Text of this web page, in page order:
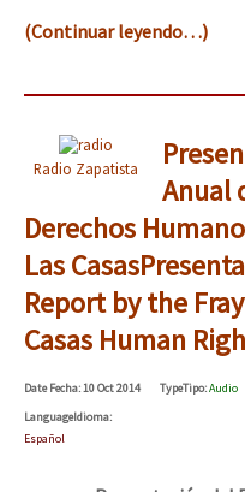
(Continuar leyendo…)
Radio Zapatista
Anual
Derechos
Las Casas
Report by the
Casas Human
DateFecha: 10 Oct 2014 TypeTipo:Audio
LanguageIdioma:
Español